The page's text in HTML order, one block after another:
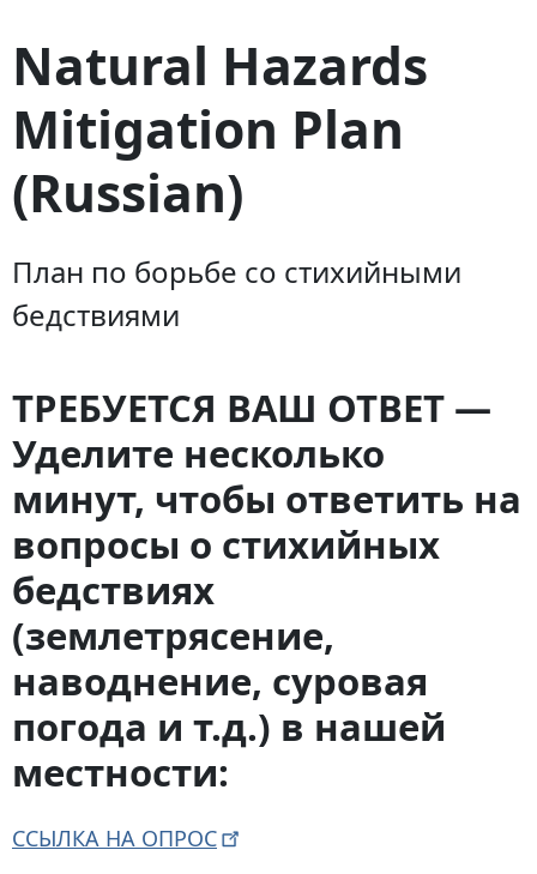
Natural Hazards
Mitigation Plan
(Russian)
План по борьбе со стихийными
бедствиями
ТРЕБУЕТСЯ ВАШ ОТВЕТ —
Уделите несколько
минут, чтобы ответить на
вопросы о стихийных
бедствиях
(землетрясение,
наводнение, суровая
погода и т.д.) в нашей
местности:
ССЫЛКА НА ОПРОС